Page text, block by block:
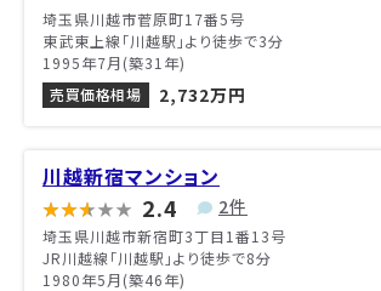
埼玉県川越市菅原町17番5号
東武東上線「川越駅」より徒歩で3分
1995年7月(築31年)
売買価格相場
2,732万円
川越新宿マンション
2.4 2件
埼玉県川越市新宿町3丁目1番13号
JR川越線「川越駅」より徒歩で8分
1980年5月(築46年)